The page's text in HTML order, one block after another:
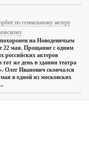
по гениальному актеру
на Новодевичьем
22 мая. Прощание с одним
российских актеров
тот же день в здании театра
Олег Иванович скончался
в одной из московских